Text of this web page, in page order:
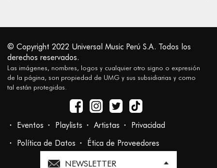
NEWSLETTER
© Copyright 2022 Universal Music Perú S.A. Todos los
derechos reservados.
Las imágenes, nombres, logos y cualquier otro signo o expresión
de la página, son propiedad de UMG y sus subsidiarias y como
tal están protegidas.
Eventos Playlists Artistas
Privacidad
Política de Datos
Ética de Proveedores